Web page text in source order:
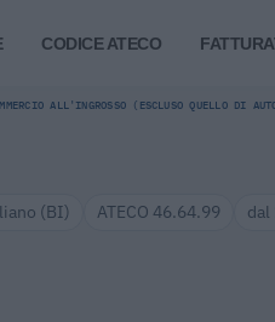
CODICE ATECO
ALL'INGROSSO (ESCLUSO QUELLO DI
(BI) ATECO 46.64.99 dal